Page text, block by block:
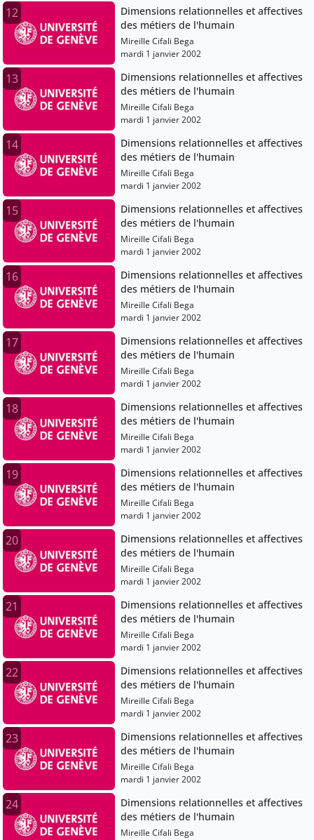
12
Dimensions relationnelles et affectives
des métiers de l'humain
Mireille Cifali Bega
mardi 1 janvier 2002
13
Dimensions relationnelles et affectives
des métiers de l'humain
Mireille Cifali Bega
mardi 1 janvier 2002
14
Dimensions relationnelles et affectives
des métiers de l'humain
Mireille Cifali Bega
mardi 1 janvier 2002
15
Dimensions relationnelles et affectives
des métiers de l'humain
Mireille Cifali Bega
mardi 1 janvier 2002
16
Dimensions relationnelles et affectives
des métiers de l'humain
Mireille Cifali Bega
mardi 1 janvier 2002
17
Dimensions relationnelles et affectives
des métiers de l'humain
Mireille Cifali Bega
mardi 1 janvier 2002
18
Dimensions relationnelles et affectives
des métiers de l'humain
Mireille Cifali Bega
mardi 1 janvier 2002
19
Dimensions relationnelles et affectives
des métiers de l'humain
Mireille Cifali Bega
mardi 1 janvier 2002
20
Dimensions relationnelles et affectives
des métiers de l'humain
Mireille Cifali Bega
mardi 1 janvier 2002
21
Dimensions relationnelles et affectives
des métiers de l'humain
Mireille Cifali Bega
mardi 1 janvier 2002
22
Dimensions relationnelles et affectives
des métiers de l'humain
Mireille Cifali Bega
mardi 1 janvier 2002
23
Dimensions relationnelles et affectives
des métiers de l'humain
Mireille Cifali Bega
mardi 1 janvier 2002
24
Dimensions relationnelles et affectives
des métiers de l'humain
Mireille Cifali Bega